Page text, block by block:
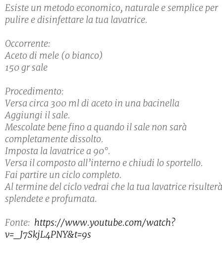
Esiste un metodo economico, naturale e semplice per
pulire e disinfettare la tua lavatrice.
Occorrente:
Aceto di mele (o bianco)
150 gr sale
Procedimento:
Versa circa 300 ml di aceto in una bacinella
Aggiungi il sale.
Mescolate bene fino a quando il sale non sarà
completamente dissolto.
Imposta la lavatrice a 90°.
Versa il composto all’interno e chiudi lo sportello.
Fai partire un ciclo completo.
Al termine del ciclo vedrai che la tua lavatrice risulterà
splendete e profumata.
Fonte: https://www.youtube.com/watch?
v=_J7SkjL4PNY&t=9s